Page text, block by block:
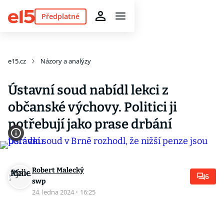
Předplatné
e15.cz Názory a analýzy
Ústavní soud nabídl lekci z
občanské výchovy. Politici ji
potřebují jako prase drbání
Robert Malecký
swp
24. ledna 2024 · 16:25
6